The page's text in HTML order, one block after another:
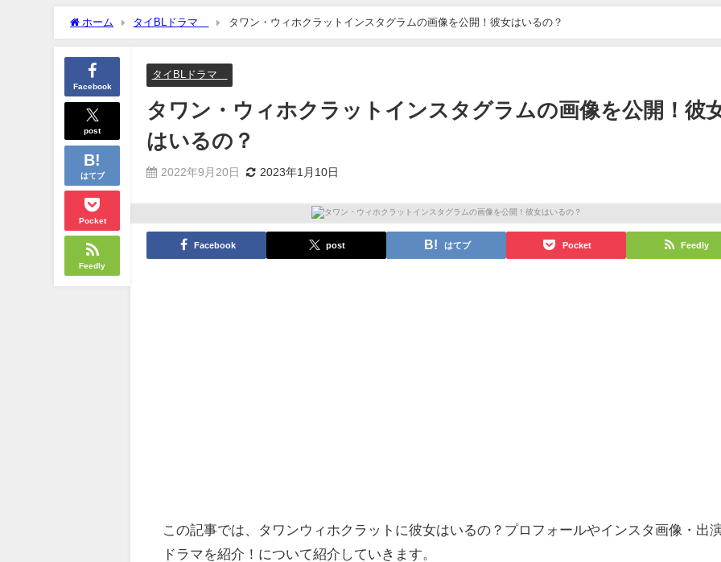
ホーム タイBLドラマ タワン・ウィホクラットインスタグラムの画像を公開！彼女はいるの？
Facebook
post
はてブ
Pocket
Feedly
タイBLドラマ
タワン・ウィホクラットインスタグラムの画像を公開！彼
はいるの？
2022年9月20日 2023年1月10日
Facebook post はてブ Pocket Feedly
この記事では、タワンウィホクラットに彼女はいるの？プロフォールやインスタ画像・出
ドラマを紹介！について紹介していきます。